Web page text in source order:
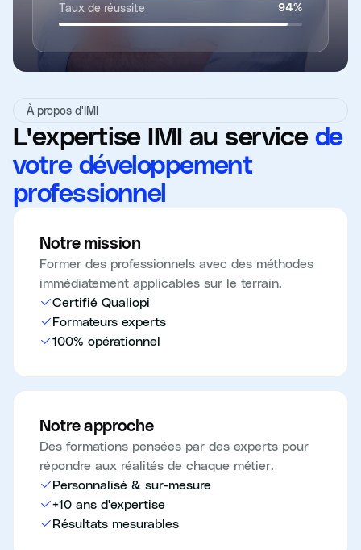
Taux de réussite 94%
À propos d'IMI
L'expertise IMI au service de
votre développement
professionnel
Notre mission
Former des professionnels avec des méthodes
immédiatement applicables sur le terrain.
Certifié Qualiopi
Formateurs experts
100% opérationnel
Notre approche
Des formations pensées par des experts pour
répondre aux réalités de chaque métier.
Personnalisé & sur-mesure
+10 ans d'expertise
Résultats mesurables